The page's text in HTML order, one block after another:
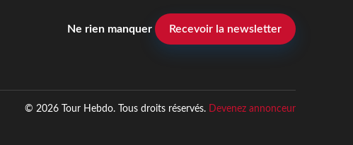
Ne rien manquer Recevoir la newsletter
© 2026 Tour Hebdo. Tous droits réservés. Devenez annonceur